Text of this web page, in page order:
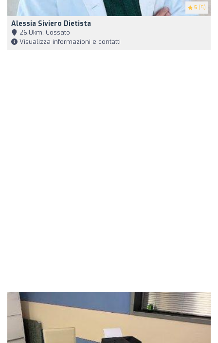
5 (5)
Alessia Siviero Dietista
26,0km, Cossato
Visualizza informazioni e contatti